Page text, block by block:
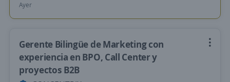
Ayer
Gerente Bilingüe de Marketing con
experiencia en BPO, Call Center y
proyectos B2B